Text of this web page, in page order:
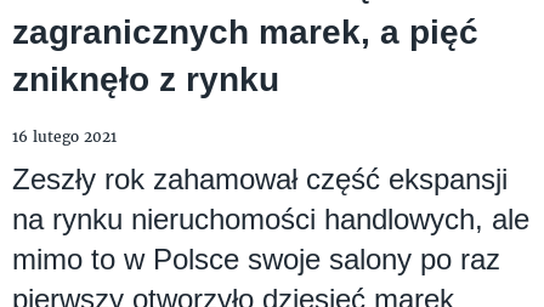
zagranicznych marek, a pięć
zniknęło z rynku
16 lutego 2021
Zeszły rok zahamował część ekspansji
na rynku nieruchomości handlowych, ale
mimo to w Polsce swoje salony po raz
pierwszy otworzyło dziesięć marek